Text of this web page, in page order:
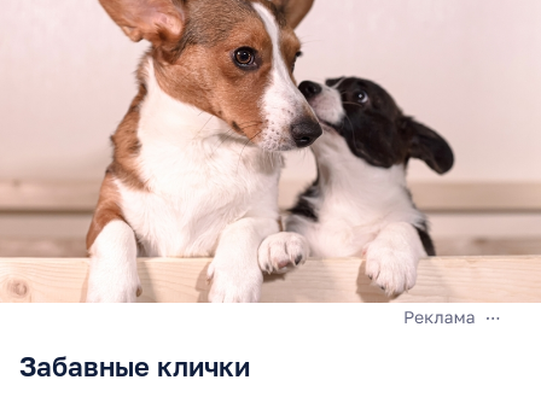
Забавные клички